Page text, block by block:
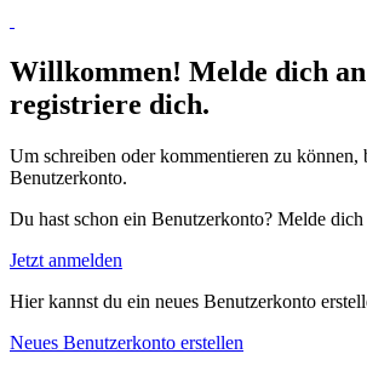
Willkommen! Melde dich
registriere dich.
Um schreiben oder kommentieren zu können,
Benutzerkonto.
Du hast schon ein Benutzerkonto? Melde dich
Jetzt anmelden
Hier kannst du ein neues Benutzerkonto
Neues Benutzerkonto erstellen